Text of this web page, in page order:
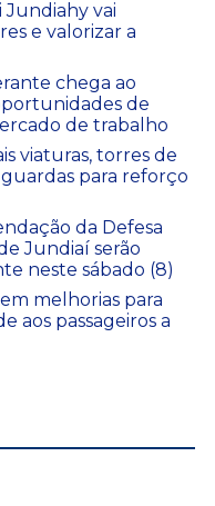
Jundiahy vai
e valorizar a
chega ao
de
de trabalho
viaturas, torres de
para reforço
da Defesa
Jundiaí serão
neste sábado (8)
melhorias para
aos passageiros a